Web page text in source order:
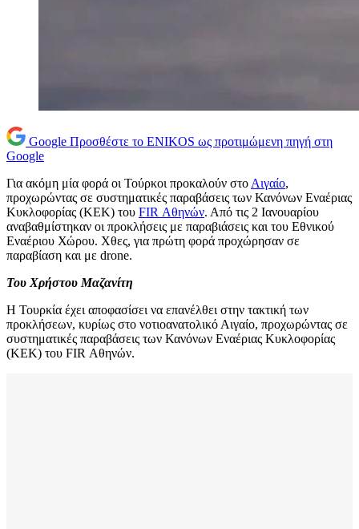
Google Προσθέστε το ENIKOS ως προτιμώμενη πηγή στη
Google
Για ακόμη μία φορά οι Τούρκοι προκαλούν στο Αιγαίο,
προχωρώντας σε συστηματικές παραβάσεις των Κανόνων Εναέριας
Κυκλοφορίας (ΚΕΚ) του FIR Αθηνών. Από τις 2 Ιανουαρίου
αναβαθμίστηκαν οι προκλήσεις με παραβιάσεις και του Εθνικού
Εναέριου Χώρου. Χθες, για πρώτη φορά προχώρησαν σε
παραβίαση και με drone.
Του Χρήστου Μαζανίτη
Η Τουρκία έχει αποφασίσει να επανέλθει στην τακτική των
προκλήσεων, κυρίως στο νοτιοανατολικό Αιγαίο, προχωρώντας σε
συστηματικές παραβάσεις των Κανόνων Εναέριας Κυκλοφορίας
(ΚΕΚ) του FIR Αθηνών.